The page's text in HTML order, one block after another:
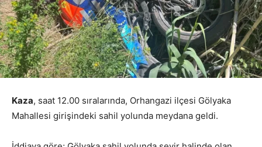
Kaza, saat 12.00 sıralarında, Orhangazi ilçesi Gölyaka
Mahallesi girişindeki sahil yolunda meydana geldi.